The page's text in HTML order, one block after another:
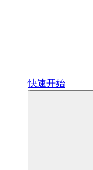
快速开始